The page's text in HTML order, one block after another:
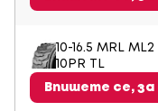
10-16.5 MRL
10PR TL
Впишете се, за